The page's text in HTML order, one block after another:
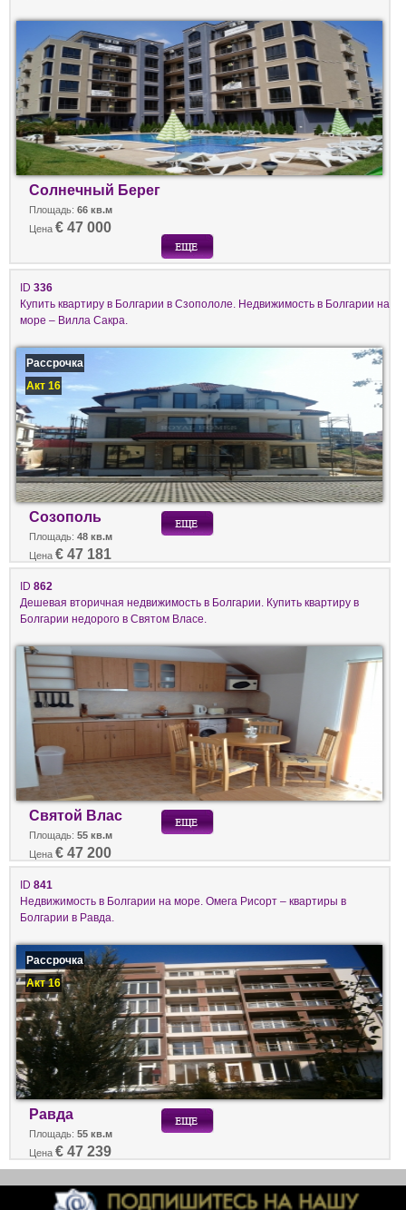
Солнечный Берег
Площадь: 66 кв.м
Цена € 47 000
ID 336
Купить квартиру в Болгарии в Сзопололе. Недвижимость в Болгарии на
море – Вилла Сакра.
Рассрочка
Акт 16
Созополь
Площадь: 48 кв.м
Цена € 47 181
ID 862
Дешевая вторичная недвижимость в Болгарии. Купить квартиру в
Болгарии недорого в Святом Власе.
Святой Влас
Площадь: 55 кв.м
Цена € 47 200
ID 841
Недвижимость в Болгарии на море. Омега Рисорт – квартиры в
Болгарии в Равда.
Рассрочка
Акт 16
Равда
Площадь: 55 кв.м
Цена € 47 239